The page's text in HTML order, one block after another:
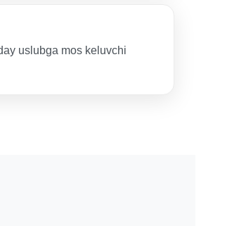
uslubga mos keluvchi